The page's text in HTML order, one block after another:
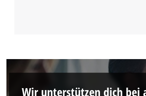
Wir unterstützen dich bei